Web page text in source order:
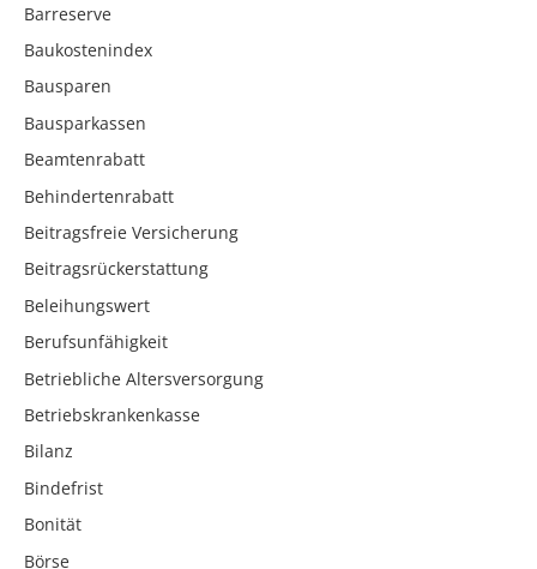
Barreserve
Baukostenindex
Bausparen
Bausparkassen
Beamtenrabatt
Behindertenrabatt
Beitragsfreie Versicherung
Beitragsrückerstattung
Beleihungswert
Berufsunfähigkeit
Betriebliche Altersversorgung
Betriebskrankenkasse
Bilanz
Bindefrist
Bonität
Börse